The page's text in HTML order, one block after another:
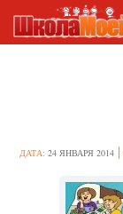
ДАТА:24 ЯНВАРЯ 2014